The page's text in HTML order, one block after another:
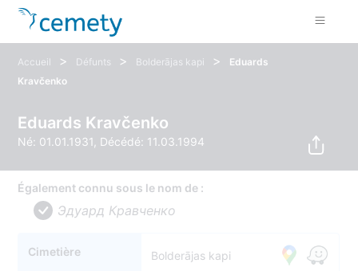
Accueil > Défunts > Bolderājas kapi >
Eduards
Kravčenko
Eduards Kravčenko
Né: 01.01.1931, Décédé: 11.03.1994
Également connu sous le nom de :
Эдуард Кравченко
Cimetière Bolderājas kapi